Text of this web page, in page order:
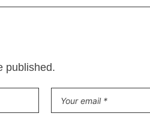
published.